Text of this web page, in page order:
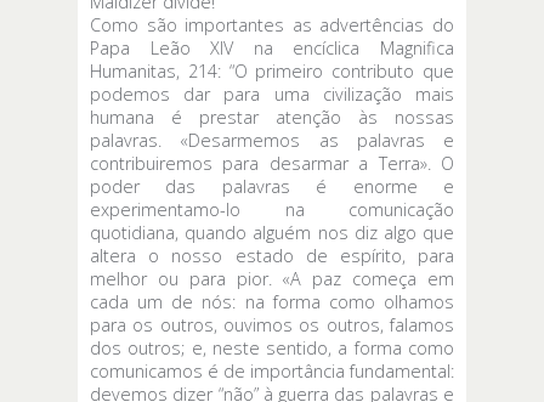
Como são importantes as advertências do
Papa Leão XIV na encíclica Magnifica
Humanitas, 214: “O primeiro contributo que
podemos dar para uma civilização mais
humana é prestar atenção às nossas
palavras. «Desarmemos as palavras e
contribuiremos para desarmar a Terra». O
poder das palavras é enorme e
experimentamo-lo na comunicação
quotidiana, quando alguém nos diz algo que
altera o nosso estado de espírito, para
melhor ou para pior. «A paz começa em
cada um de nós: na forma como olhamos
para os outros, ouvimos os outros, falamos
dos outros; e, neste sentido, a forma como
comunicamos é de importância fundamental:
devemos dizer “não” à guerra das palavras e